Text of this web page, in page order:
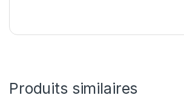
Produits similaires